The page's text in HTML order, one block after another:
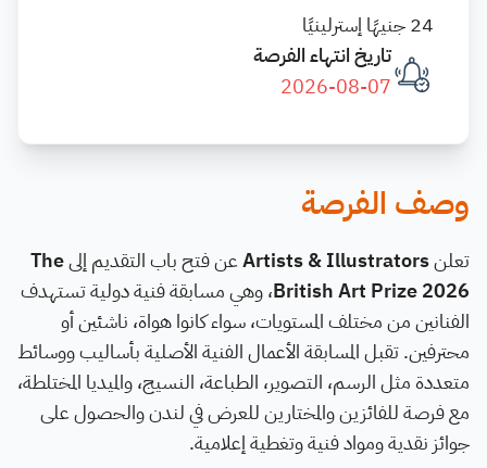
24 جنيهًا إسترلينيًا
تاريخ انتهاء الفرصة
2026-08-07
وصف الفرصة
تعلنArtists & Illustratorsعن فتح باب التقديم إلىThe
British Art Prize 2026، وهي مسابقة فنية دولية تستهدف
الفنانين من مختلف المستويات، سواء كانوا هواة، ناشئين أو
محترفين. تقبل المسابقة الأعمال الفنية الأصلية بأساليب ووسائط
متعددة مثل الرسم، التصوير، الطباعة، النسيج، والميديا المختلطة،
مع فرصة للفائزين والمختارين للعرض في لندن والحصول على
جوائز نقدية ومواد فنية وتغطية إعلامية.